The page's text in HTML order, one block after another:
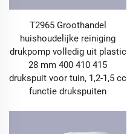
T2965 Groothandel
huishoudelijke reiniging
drukpomp volledig uit plastic
28 mm 400 410 415
drukspuit voor tuin, 1,2-1,5 cc
functie drukspuiten